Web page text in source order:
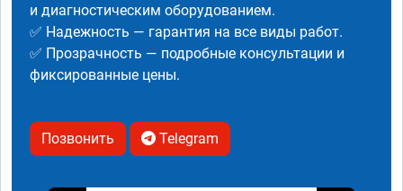
и диагностическим оборудованием.
✅ Надежность — гарантия на все виды работ.
✅ Прозрачность — подробные консультации и
фиксированные цены.
Позвонить Telegram